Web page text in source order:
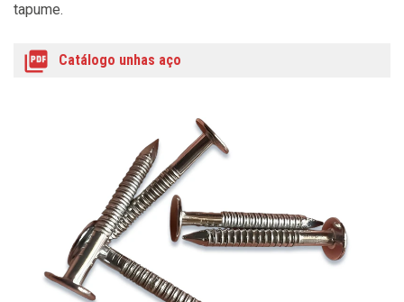
tapume.
Catálogo unhas aço